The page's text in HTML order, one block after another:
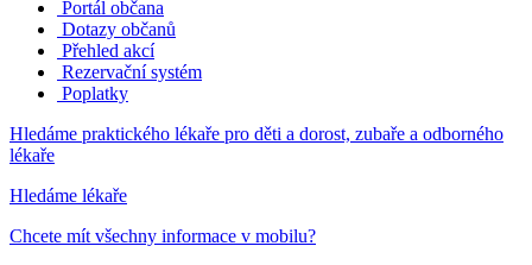
Portál občana
Dotazy občanů
Přehled akcí
Rezervační systém
Poplatky
Hledáme praktického lékaře pro děti a dorost, zubaře a odborného
lékaře
Hledáme lékaře
Chcete mít všechny informace v mobilu?